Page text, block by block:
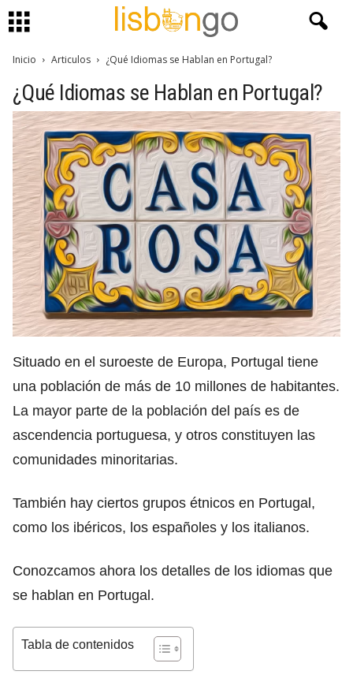
Inicio Articulos ¿Qué Idiomas se Hablan en Portugal?
¿Qué Idiomas se Hablan en Portugal?
Situado en el suroeste de Europa, Portugal tiene
una población de más de 10 millones de habitantes.
La mayor parte de la población del país es de
ascendencia portuguesa, y otros constituyen las
comunidades minoritarias.
También hay ciertos grupos étnicos en Portugal,
como los ibéricos, los españoles y los italianos.
Conozcamos ahora los detalles de los idiomas que
se hablan en Portugal.
Tabla de contenidos